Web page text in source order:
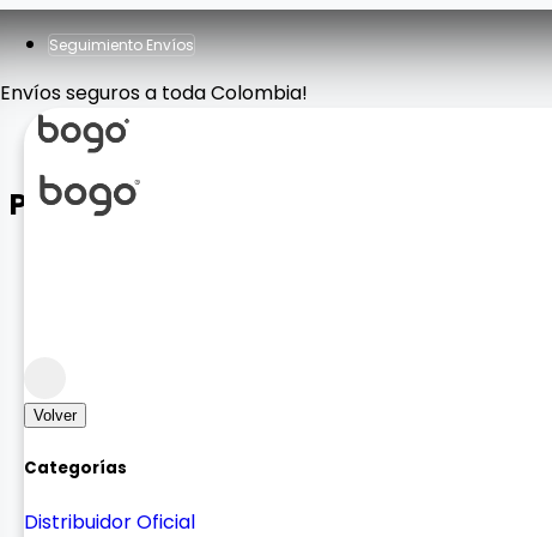
Seguimiento Envíos
Envíos seguros a toda Colombia!
Volver
Categorías
Distribuidor Oficial
Pulso RM 3 Lite